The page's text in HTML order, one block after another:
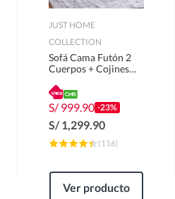
JUST HOME
COLLECTION
Sofá Cama Futón 2
Cuerpos + Cojines
S/ 999.90 -23%
S/1,299.90
(116)
Ver producto